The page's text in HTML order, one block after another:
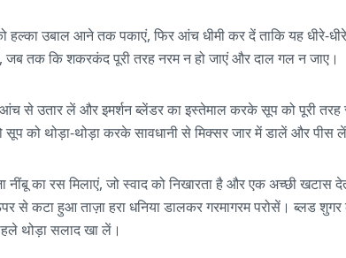
हल्का उबाल आने तक पकाएं, फिर आंच धीमी कर दें ताकि यह धीरे-
जब तक कि शकरकंद पूरी तरह नरम न हो जाएं और दाल गल न जाए।
आंच से उतार लें और इमर्शन ब्लेंडर का इस्तेमाल करके सूप को पूरी
सूप को थोड़ा-थोड़ा करके सावधानी से मिक्सर जार में डालें और पीस
नींबू का रस मिलाएं, जो स्वाद को निखारता है और एक अच्छी
से कटा हुआ ताज़ा हरा धनिया डालकर गरमागरम परोसें। ब्लड
थोड़ा सलाद खा लें।